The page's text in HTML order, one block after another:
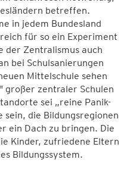
betreffen.
in jedem Bundesland
für so ein Experiment
der Zentralismus auch
bei Schulsanierungen
Mittelschule sehen
großer zentraler Schulen
sei „reine Panik-
sein, die Bildungsregionen
ein Dach zu bringen. Die
Kinder, zufriedene Eltern
Bildungssystem.